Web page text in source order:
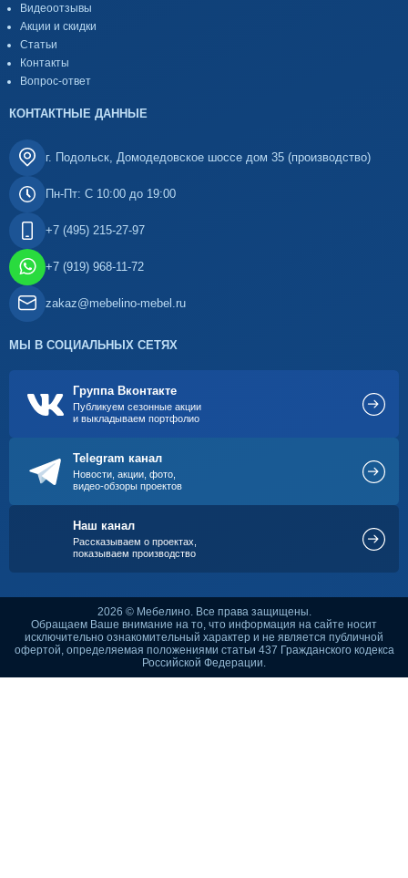
Видеоотзывы
Акции и скидки
Статьи
Контакты
Вопрос-ответ
КОНТАКТНЫЕ ДАННЫЕ
г. Подольск, Домодедовское шоссе дом 35 (производство)
Пн-Пт: С 10:00 до 19:00
+7 (495) 215-27-97
+7 (919) 968-11-72
zakaz@mebelino-mebel.ru
МЫ В СОЦИАЛЬНЫХ СЕТЯХ
Группа Вконтакте
Публикуем сезонные акции
и выкладываем портфолио
Telegram канал
Новости, акции, фото,
видео-обзоры проектов
Наш канал
Рассказываем о проектах,
показываем производство
2026 © Мебелино. Все права защищены.
Обращаем Ваше внимание на то, что информация на сайте носит
исключительно ознакомительный характер и не является публичной
офертой, определяемая положениями статьи 437 Гражданского кодекса
Российской Федерации.